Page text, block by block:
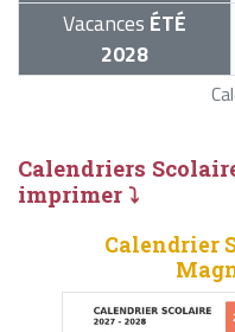
Vacances ÉTÉ
2028
Calendriers
imprimer ⤵
Calendrier